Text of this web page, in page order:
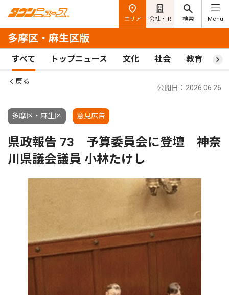
エリア 会社・IR 検索 Menu
多摩区・麻生区版
すべて トップニュース 文化 社会 教育 ス
戻る
多摩区・麻生区 意見広告
公開日：2026.06.26
県政報告 73 予算委員会に登壇 神奈
川県議会議員 小林たけし